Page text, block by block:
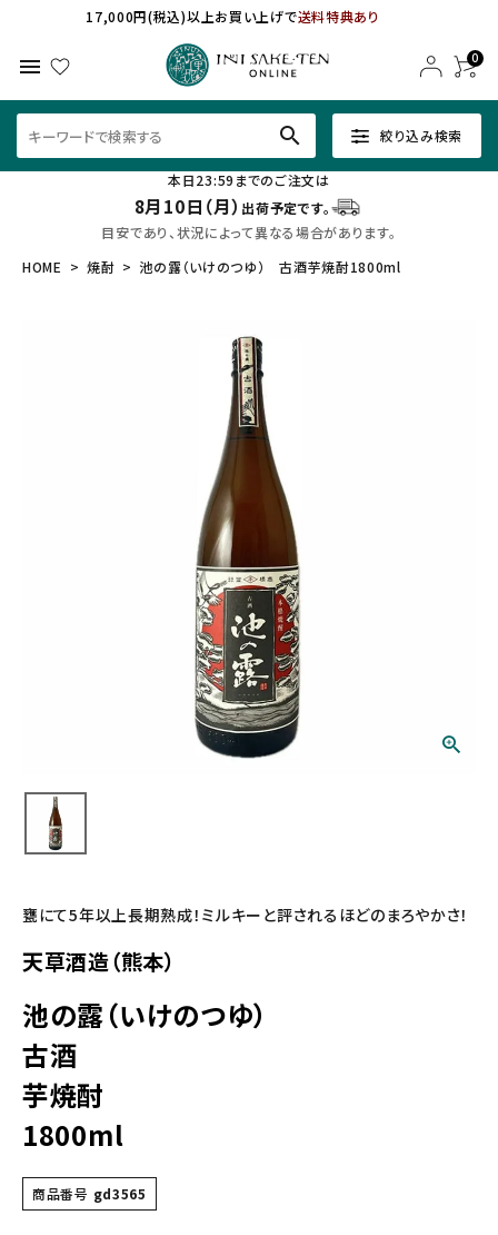
17,000円(税込)以上お買い上げで送料特典あり
menu 0
絞り込み検索
search
本日23:59までのご注文は
8月10日（月） 出荷予定です。
目安であり、状況によって異なる場合があります。
HOME
焼酎 池の露（いけのつゆ） 古酒芋焼酎1800ml
甕にて5年以上長期熟成！ミルキーと評されるほどのまろやかさ！
天草酒造（熊本）
池の露（いけのつゆ）
古酒
芋焼酎
1800ml
商品番号 gd3565